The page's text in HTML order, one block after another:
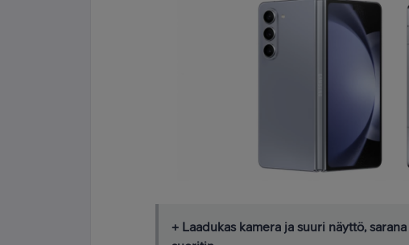
+ Laadukas kamera ja suuri näyttö,